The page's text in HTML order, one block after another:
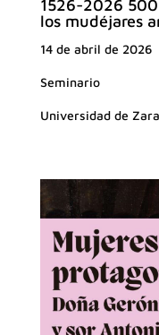
1526-2026
los mudéjares
14 de abril de 2026
Seminario
Universidad de